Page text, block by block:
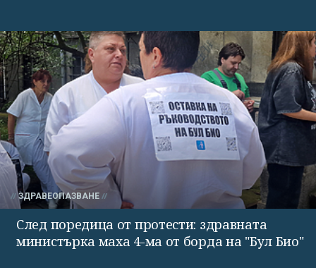
ЗДРАВЕОПАЗВАНЕ
След поредица от протести: здравната
министърка маха 4-ма от борда на "Бул Био"